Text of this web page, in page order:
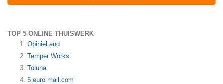
TOP 5 ONLINE THUISWERK
OpinieLand
Temper Works
Toluna
5 euro mail.com